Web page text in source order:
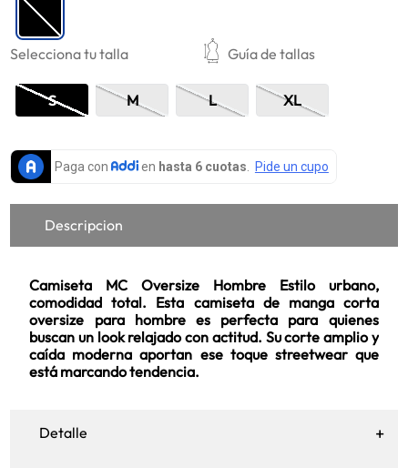
Selecciona tu talla Guía de tallas
S M L XL
Descripcion
Camiseta MC Oversize Hombre Estilo urbano,
comodidad total. Esta camiseta de manga corta
oversize para hombre es perfecta para quienes
buscan un look relajado con actitud. Su corte amplio y
caída moderna aportan ese toque streetwear que
está marcando tendencia.
Detalle
10. chaqueta